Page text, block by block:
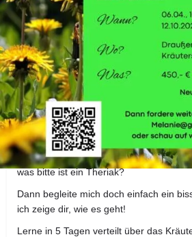
Details zum Workshop
Du interessierst dich für die Wildkräuter
deiner Haustüre wachsen? In der
auch schon das ein oder andere
wie geht das jetzt alles in der Praxis?
Kräuter sicher erkennen ohne sie zu
man aus den Kräutern eine Tinktur,
Heilmittel oder ein Kräutersalz für die
was bitte ist ein Theriak?
Dann begleite mich doch einfach ein
ich zeige dir, wie es geht!
Lerne in 5 Tagen verteilt über das